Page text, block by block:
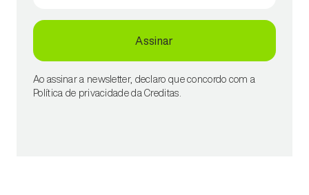
Assinar
Ao assinar a newsletter, declaro que concordo com a
Política de privacidade da Creditas.